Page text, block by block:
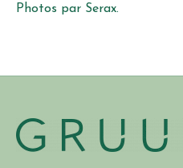
Photos par Serax.